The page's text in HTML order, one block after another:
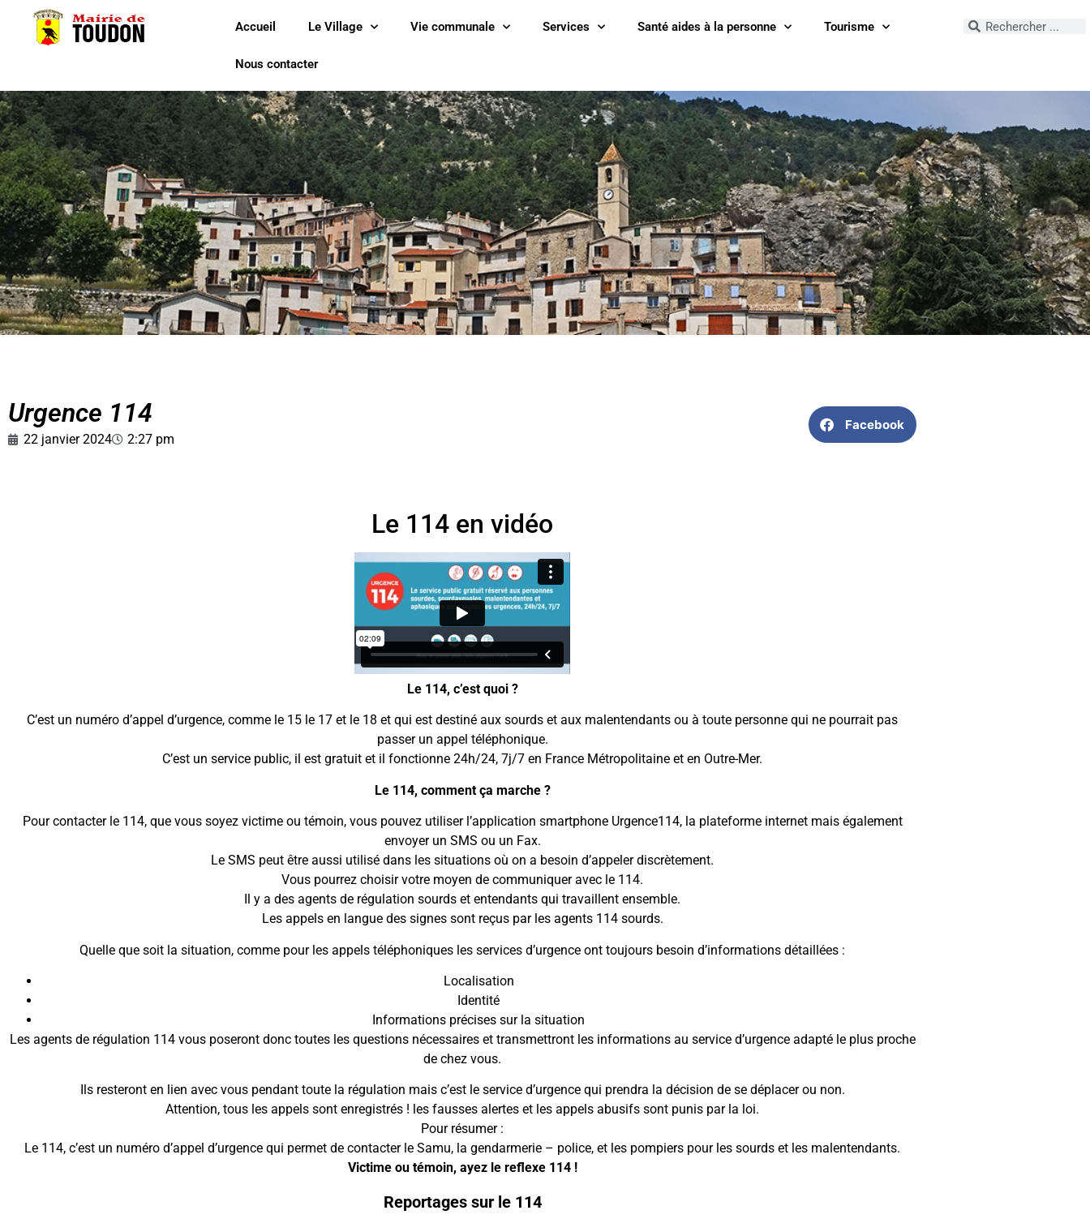
Accueil Le Village Vie communale Services Santé aides à la personne Tourisme
Nous contacter
Urgence 114
22 janvier 2024 2:27 pm
Facebook
Le 114 en vidéo
Le 114, c’est quoi ?
C’est un numéro d’appel d’urgence, comme le 15 le 17 et le 18 et qui est destiné aux sourds et aux malentendants ou à toute personne qui ne pourrait pas
passer un appel téléphonique.
C’est un service public, il est gratuit et il fonctionne 24h/24, 7j/7 en France Métropolitaine et en Outre-Mer.
Le 114, comment ça marche ?
Pour contacter le 114, que vous soyez victime ou témoin, vous pouvez utiliser l’application smartphone Urgence114, la plateforme internet mais également
envoyer un SMS ou un Fax.
Le SMS peut être aussi utilisé dans les situations où on a besoin d’appeler discrètement.
Vous pourrez choisir votre moyen de communiquer avec le 114.
Il y a des agents de régulation sourds et entendants qui travaillent ensemble.
Les appels en langue des signes sont reçus par les agents 114 sourds.
Quelle que soit la situation, comme pour les appels téléphoniques les services d’urgence ont toujours besoin d’informations détaillées :
Localisation
Identité
Informations précises sur la situation
Les agents de régulation 114 vous poseront donc toutes les questions nécessaires et transmettront les informations au service d’urgence adapté le plus proche
de chez vous.
Ils resteront en lien avec vous pendant toute la régulation mais c’est le service d’urgence qui prendra la décision de se déplacer ou non.
Attention, tous les appels sont enregistrés ! les fausses alertes et les appels abusifs sont punis par la loi.
Pour résumer :
Le 114, c’est un numéro d’appel d’urgence qui permet de contacter le Samu, la gendarmerie – police, et les pompiers pour les sourds et les malentendants.
Victime ou témoin, ayez le reflexe 114 !
Reportages sur le 114